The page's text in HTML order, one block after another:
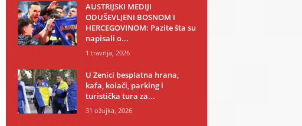
AUSTRIJSKI MEDIJI
ODUŠEVLJENI BOSNOM I
HERCEGOVINOM: Pazite šta su
napisali o...
1 travnja, 2026
U Zenici besplatna hrana,
kafa, kolači, parking i
turistička tura za...
31 ožujka, 2026